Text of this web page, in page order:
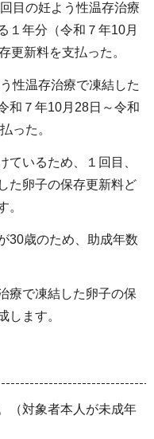
回目の妊よう性温存治療
１年分（令和７年10月
更新料を支払った。
性温存治療で凍結した
和７年10月28日～令和
った。
いるため、１回目、
た卵子の保存更新料ど
。
30歳のため、助成年数
療で凍結した卵子の保
します。
（対象者本人が未成年